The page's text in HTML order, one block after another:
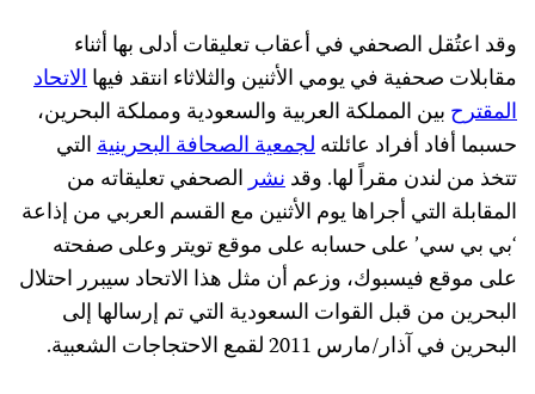
وقد اعتُقل الصحفي في أعقاب تعليقات أدلى بها أثناء
مقابلات صحفية في يومي الأثنين والثلاثاء انتقد فيهاالاتحاد
المقترح بين المملكة العربية والسعودية ومملكة البحرين،
حسبما أفاد أفراد عائلتهلجمعية الصحافة البحرينيةالتي
تتخذ من لندن مقراً لها. وقدنشرالصحفي تعليقاته من
المقابلة التي أجراها يوم الأثنين مع القسم العربي من إذاعة
‘بي بي سي’ على حسابه على موقع تويتر وعلى صفحته
على موقع فيسبوك، وزعم أن مثل هذا الاتحاد سيبرر احتلال
البحرين من قبل القوات السعودية التي تم إرسالها إلى
البحرين في آذار/مارس 2011 لقمع الاحتجاجات الشعبية.